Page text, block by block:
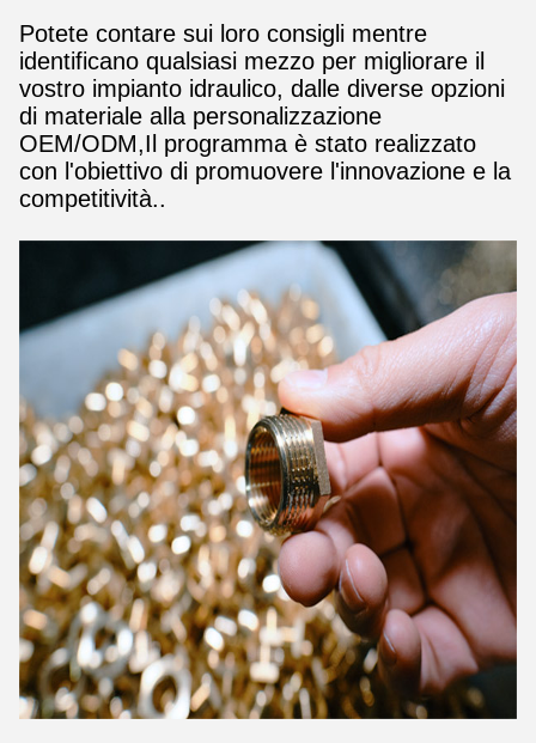
Potete contare sui loro consigli mentre
identificano qualsiasi mezzo per migliorare il
vostro impianto idraulico, dalle diverse opzioni
di materiale alla personalizzazione
OEM/ODM,Il programma è stato realizzato
con l'obiettivo di promuovere l'innovazione e la
competitività..